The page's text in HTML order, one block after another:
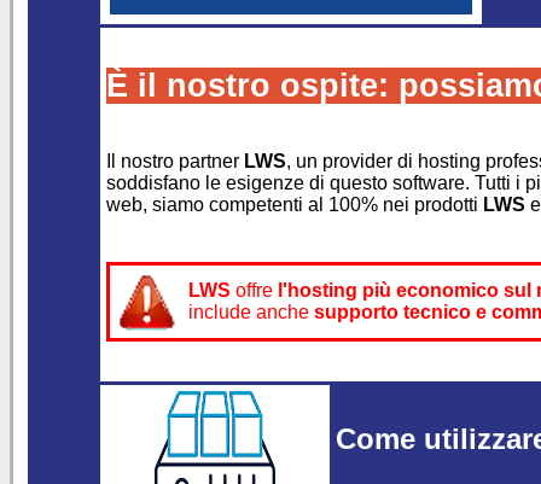
È il nostro ospite:
Il nostro partner LWS, un provider di hosting
soddisfano le esigenze di questo software. Tutti i
web, siamo competenti al 100% nei prodotti LWS
LWS offre l'hosting più economico sul
include anche supporto tecnico e
Come